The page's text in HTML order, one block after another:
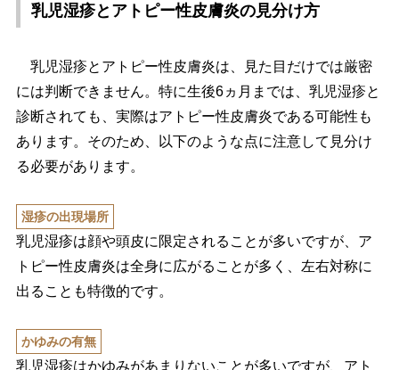
乳児湿疹とアトピー性皮膚炎の見分け方
乳児湿疹とアトピー性皮膚炎は、見た目だけでは厳密
には判断できません。特に生後6ヵ月までは、乳児湿疹と
診断されても、実際はアトピー性皮膚炎である可能性も
あります。そのため、以下のような点に注意して見分け
る必要があります。
湿疹の出現場所
乳児湿疹は顔や頭皮に限定されることが多いですが、ア
トピー性皮膚炎は全身に広がることが多く、左右対称に
出ることも特徴的です。
かゆみの有無
乳児湿疹はかゆみがあまりないことが多いですが、アト